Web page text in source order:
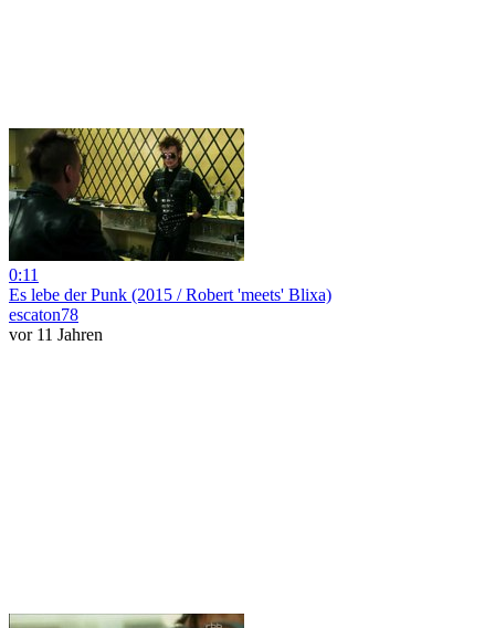
0:11
Es lebe der Punk (2015 / Robert 'meets' Blixa)
escaton78
vor 11 Jahren